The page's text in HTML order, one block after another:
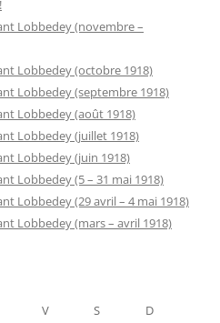
Lobbedey (novembre –
Lobbedey (octobre 1918)
Lobbedey (septembre 1918)
Lobbedey (août 1918)
Lobbedey (juillet 1918)
Lobbedey (juin 1918)
Lobbedey (5 – 31 mai 1918)
Lobbedey (29 avril – 4 mai 1918)
Lobbedey (mars – avril 1918)
V S
D